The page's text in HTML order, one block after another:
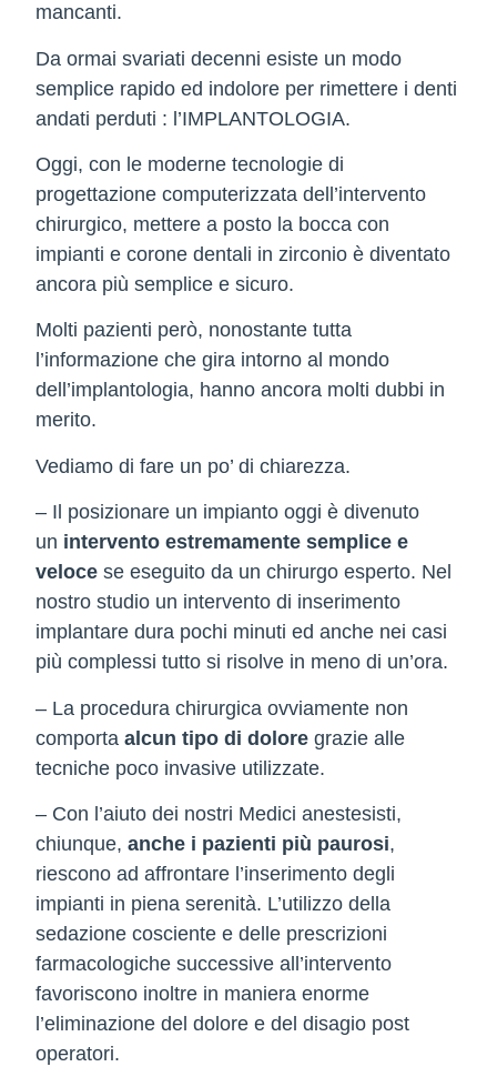
mancanti.
Da ormai svariati decenni esiste un modo
semplice rapido ed indolore per rimettere i denti
andati perduti : l’IMPLANTOLOGIA.
Oggi, con le moderne tecnologie di
progettazione computerizzata dell’intervento
chirurgico, mettere a posto la bocca con
impianti e corone dentali in zirconio è diventato
ancora più semplice e sicuro.
Molti pazienti però, nonostante tutta
l’informazione che gira intorno al mondo
dell’implantologia, hanno ancora molti dubbi in
merito.
Vediamo di fare un po’ di chiarezza.
– Il posizionare un impianto oggi è divenuto
un intervento estremamente semplice e
veloce se eseguito da un chirurgo esperto. Nel
nostro studio un intervento di inserimento
implantare dura pochi minuti ed anche nei casi
più complessi tutto si risolve in meno di un’ora.
– La procedura chirurgica ovviamente non
comporta alcun tipo di dolore grazie alle
tecniche poco invasive utilizzate.
– Con l’aiuto dei nostri Medici anestesisti,
chiunque, anche i pazienti più paurosi,
riescono ad affrontare l’inserimento degli
impianti in piena serenità. L’utilizzo della
sedazione cosciente e delle prescrizioni
farmacologiche successive all’intervento
favoriscono inoltre in maniera enorme
l’eliminazione del dolore e del disagio post
operatori.